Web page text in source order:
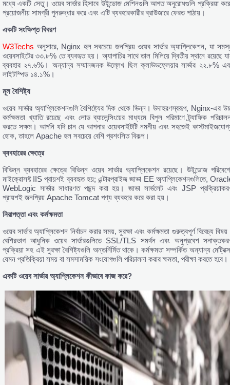
মধ্যে একটি সেতু। ওয়েব সার্ভার হিসাবে উইন্ডোজ মেশিনগুলি আগত অনুরোধগুলি প্রক্রিয়া
প্রয়োজনীয় সামগ্রী পুনরুদ্ধার করে এবং এটি ব্যবহারকারীর ব্রাউজারে ফেরত পাঠায়।
একটিসংক্ষিপ্তবিবরণ
W3Techs অনুসারে, Nginx হল সবচেয়ে জনপ্রিয় ওয়েব সার্ভার অ্যাপ্লিকেশন, যা
ওয়েবসাইটের ৩৩.৮% তে ব্যবহৃত হয়। অ্যাপাচির সাথে তাল মিলিয়ে দ্বিতীয় স্থানে রয়েছে
ব্যবহার ২৭.৬%। অন্যান্য সম্মানজনক উল্লেখ ছিল ক্লাউডফ্লেয়ার সার্ভার ২২.৮%
লাইটস্পিড ১৪.১%।
মূলবৈশিষ্ট্য
ওয়েব সার্ভার অ্যাপ্লিকেশনগুলি বৈশিষ্ট্যের দিক থেকে ভিন্ন। উদাহরণস্বরূপ, Nginx-এর
কর্মক্ষমতা খ্যাতি রয়েছে এবং লোড ব্যালেন্সিংয়ের মাধ্যমে বিপুল পরিমাণে ট্র্যাফিক
করতে সক্ষম। আপনি যদি চান যে আপনার ওয়েবসাইটটি নমনীয় এবং সহজেই
হোক, তাহলে Apache হল সবচেয়ে বেশি প্রশংসিত বিকল্প।
ব্যবহারেরক্ষেত্রে
বিভিন্ন ব্যবহারের ক্ষেত্রে বিভিন্ন ওয়েব সার্ভার অ্যাপ্লিকেশন রয়েছে। উইন্ডোজ
মাইক্রোসফ্ট IIS প্রায়শই ব্যবহৃত হয়; এন্টারপ্রাইজ জাভা EE অ্যাপ্লিকেশনগুলিতে,
WebLogic সার্ভার সাধারণত পছন্দ করা হয়। জাভা সার্ভলেট এবং JSP
প্রায়শই জনপ্রিয় Apache Tomcat পণ্য ব্যবহার করে করা হয়।
নিরাপত্তাএবং কর্মক্ষমতা
ওয়েব সার্ভার অ্যাপ্লিকেশন নির্বাচন করার সময়, সুরক্ষা এবং কর্মক্ষমতা গুরুত্বপূর্ণ বিবেচ্য
বেশিরভাগ আধুনিক ওয়েব সার্ভারগুলিতে SSL/TLS সমর্থন এবং অনুপ্রবেশ
প্রক্রিয়া সহ এই সুরক্ষা বৈশিষ্ট্যগুলি অন্তর্নির্মিত থাকে। কর্মক্ষমতা সম্পর্কিত অন্যান্য
যেমন প্রতিক্রিয়া সময় বা সমসাময়িক সংযোগগুলি পরিচালনা করার ক্ষমতা, পরীক্ষা করতে হবে।
একটিওয়েবসার্ভারঅ্যাপ্লিকেশনকীভাবেকাজকরে?